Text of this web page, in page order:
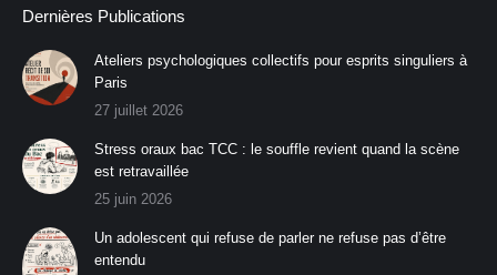
Dernières Publications
Ateliers psychologiques collectifs pour esprits singuliers à
Paris
27 juillet 2026
Stress oraux bac TCC : le souffle revient quand la scène
est retravaillée
25 juin 2026
Un adolescent qui refuse de parler ne refuse pas d’être
entendu